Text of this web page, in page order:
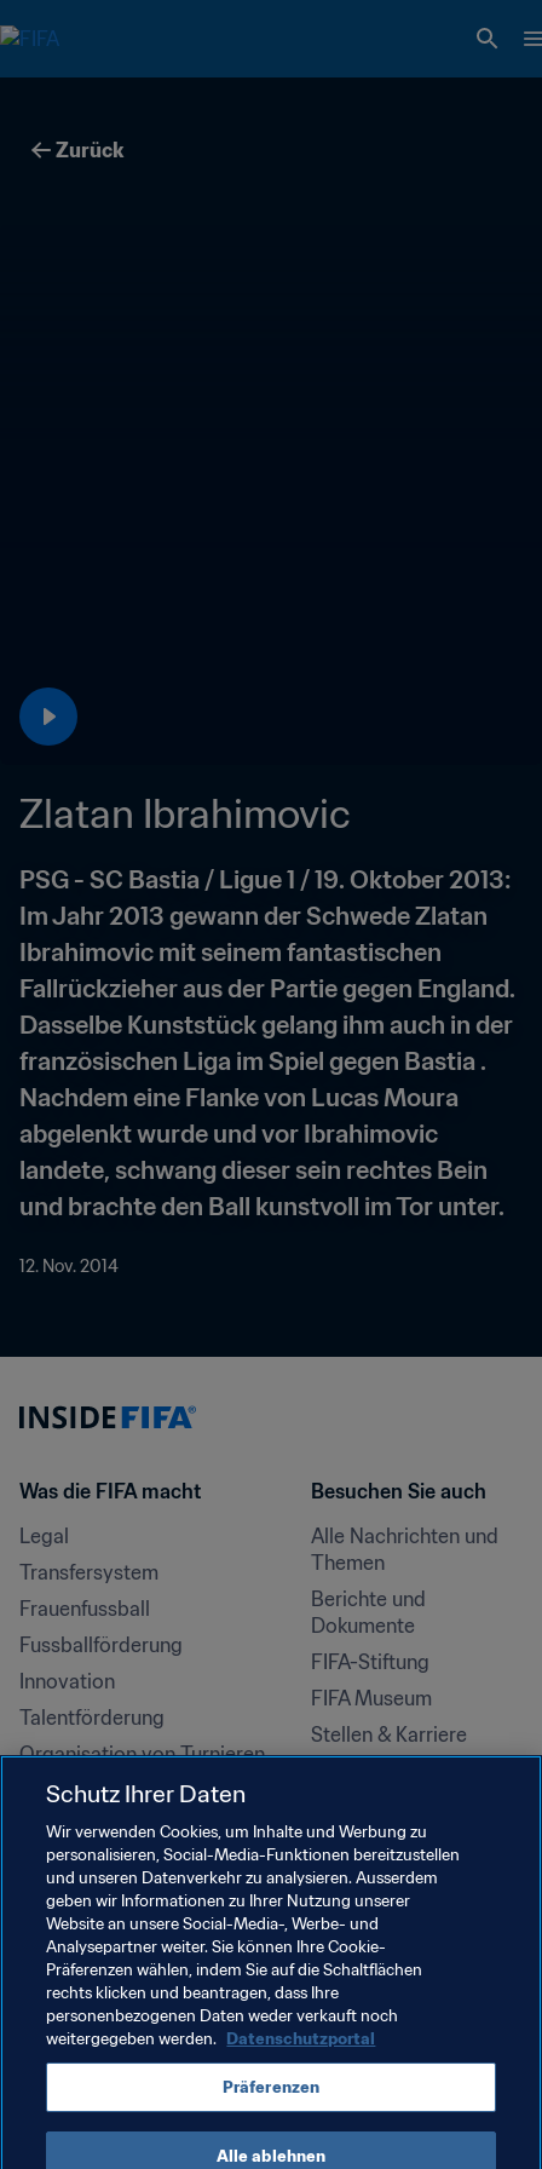
Zurück
Zlatan Ibrahimovic
PSG - SC Bastia / Ligue 1 / 19. Oktober 2013:
Im Jahr 2013 gewann der Schwede Zlatan
Ibrahimovic mit seinem fantastischen
Fallrückzieher aus der Partie gegen England.
Dasselbe Kunststück gelang ihm auch in der
französischen Liga im Spiel gegen Bastia .
Nachdem eine Flanke von Lucas Moura
abgelenkt wurde und vor Ibrahimovic
landete, schwang dieser sein rechtes Bein
und brachte den Ball kunstvoll im Tor unter.
12. Nov. 2014
Was die FIFA macht
Legal
Transfersystem
Frauenfussball
Fussballförderung
Innovation
Talentförderung
Organisation von Turnieren
Nachhaltigkeit
Menschenrechte und
Antidiskriminierung
Gesundheit und Medizin
Bildungsinitiativen
Besuchen Sie auch
Alle Nachrichten und
Themen
Berichte und
Dokumente
FIFA-Stiftung
FIFA Museum
Stellen & Karriere
Schutz Ihrer Daten
Wir verwenden Cookies, um Inhalte und Werbung zu
personalisieren, Social-Media-Funktionen bereitzustellen
und unseren Datenverkehr zu analysieren. Ausserdem
geben wir Informationen zu Ihrer Nutzung unserer
Website an unsere Social-Media-, Werbe- und
Analysepartner weiter. Sie können Ihre Cookie-
Präferenzen wählen, indem Sie auf die Schaltflächen
rechts klicken und beantragen, dass Ihre
personenbezogenen Daten weder verkauft noch
weitergegeben werden. Datenschutzportal
Präferenzen
Alle ablehnen